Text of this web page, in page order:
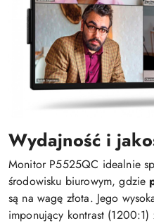
Wydajność i
Monitor P5525QC idealnie
środowisku biurowym, gdzie
są na wagę złota. Jego
imponujący kontrast (1200:1)